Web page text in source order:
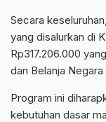
Secara
yang disalurkan di
Rp317.206.000
dan Belanja
Program ini
kebutuhan dasar